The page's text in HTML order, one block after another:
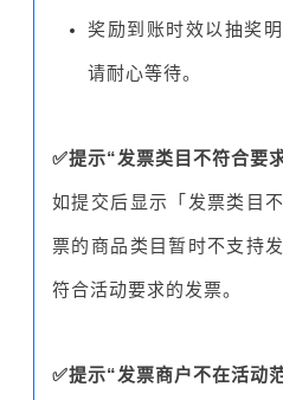
奖励到账时效以抽奖
请耐心等待。
✅提示“发票类目不符合要
如提交后显示「发票类目
票的商品类目暂时不支持
符合活动要求的发票。
✅提示“发票商户不在活动